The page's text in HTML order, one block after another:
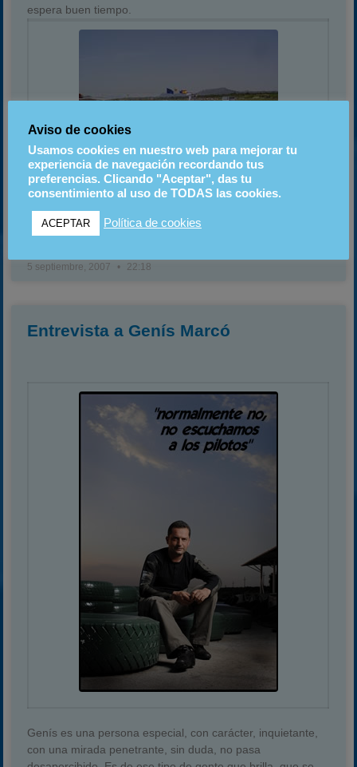
espera buen tiempo.
LEER MÁS
5 septiembre, 2007 22:18
Entrevista a Genís Marcó
Genís es una persona especial, con carácter, inquietante,
con una mirada penetrante, sin duda, no pasa
Aviso de cookies
Usamos cookies en nuestro web para mejorar tu
experiencia de navegación recordando tus
preferencias. Clicando "Aceptar", das tu
consentimiento al uso de TODAS las cookies.
ACEPTAR Política de cookies